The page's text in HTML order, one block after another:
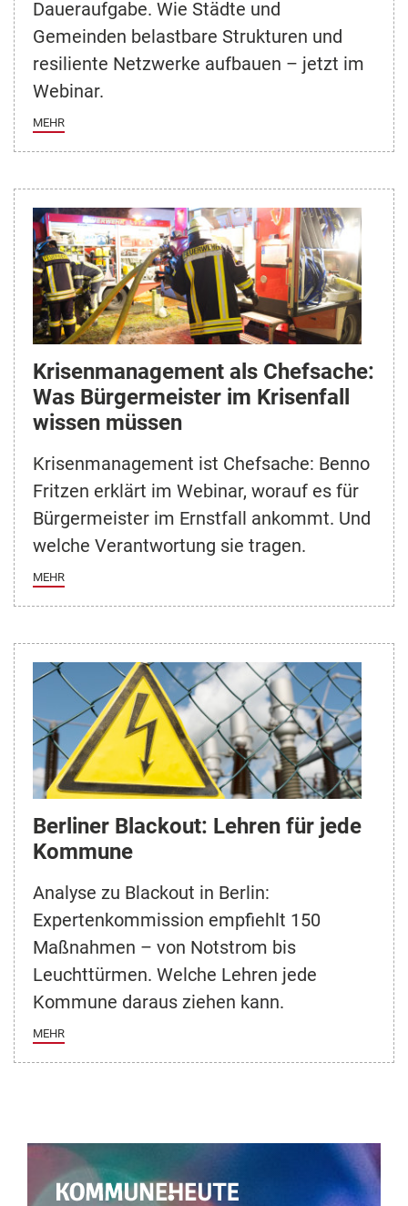
Daueraufgabe. Wie Städte und
Gemeinden belastbare Strukturen und
resiliente Netzwerke aufbauen – jetzt im
Webinar.
MEHR
Krisenmanagement als Chefsache:
Was Bürgermeister im Krisenfall
wissen müssen
Krisenmanagement ist Chefsache: Benno
Fritzen erklärt im Webinar, worauf es für
Bürgermeister im Ernstfall ankommt. Und
welche Verantwortung sie tragen.
MEHR
Berliner Blackout: Lehren für jede
Kommune
Analyse zu Blackout in Berlin:
Expertenkommission empfiehlt 150
Maßnahmen – von Notstrom bis
Leuchttürmen. Welche Lehren jede
Kommune daraus ziehen kann.
MEHR